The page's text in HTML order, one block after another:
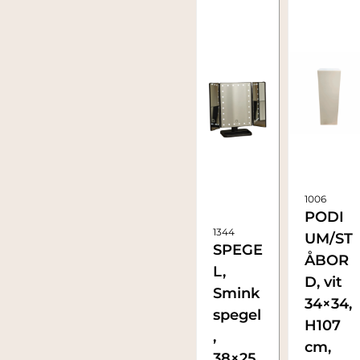
1344
SPEGE
L,
Smink
spegel
,
1006
PODI
UM/ST
ÅBOR
D, vit
34×34,
H107
cm,